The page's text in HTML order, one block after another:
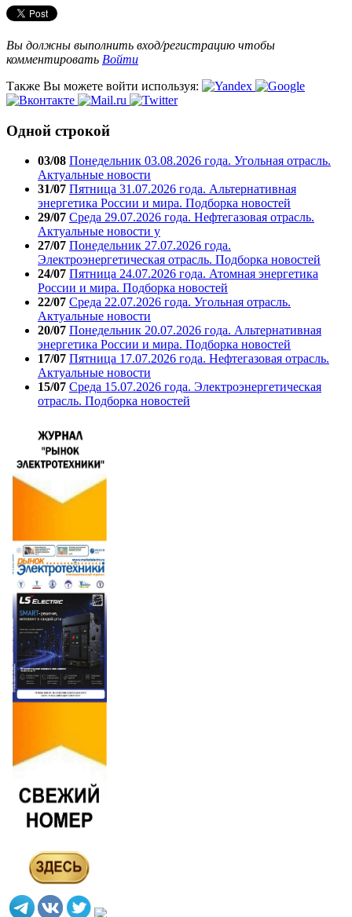
Вы должны выполнить вход/регистрацию чтобы
комментировать Войти
Также Вы можете войти используя:
Одной строкой
03/08 Понедельник 03.08.2026 года. Угольная отрасль.
Актуальные новости
31/07 Пятница 31.07.2026 года. Альтернативная
энергетика России и мира. Подборка новостей
29/07 Среда 29.07.2026 года. Нефтегазовая отрасль.
Актуальные новости у
27/07 Понедельник 27.07.2026 года.
Электроэнергетическая отрасль. Подборка новостей
24/07 Пятница 24.07.2026 года. Атомная энергетика
России и мира. Подборка новостей
22/07 Среда 22.07.2026 года. Угольная отрасль.
Актуальные новости
20/07 Понедельник 20.07.2026 года. Альтернативная
энергетика России и мира. Подборка новостей
17/07 Пятница 17.07.2026 года. Нефтегазовая отрасль.
Актуальные новости
15/07 Среда 15.07.2026 года. Электроэнергетическая
отрасль. Подборка новостей